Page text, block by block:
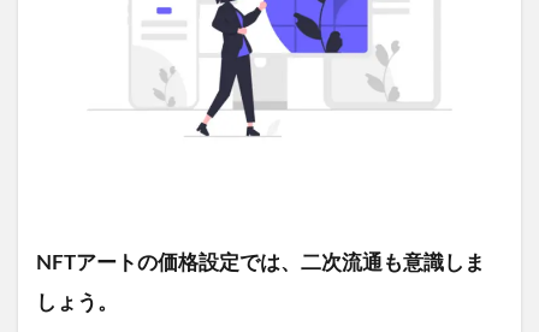
NFTアートの価格設定では、二次流通も意識しま
しょう。